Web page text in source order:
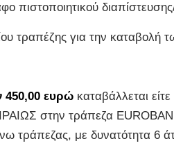
πιστοποιητικού
τραπέζης για την καταβολή
450,00 ευρώκαταβάλλεται
στην τράπεζα
τράπεζας, με δυνατότητα 6